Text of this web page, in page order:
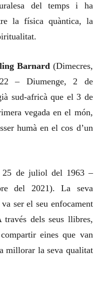
del temps i ha
la física quàntica, la
Barnard(Dimecres,
– Diumenge, 2 de
sud-africà que el 3 de
vegada en el món,
humà en el cos d’un
25 de juliol del 1963 –
del 2021). La seva
ser el seu enfocament
dels seus llibres,
eines que van
millorar la seva qualitat